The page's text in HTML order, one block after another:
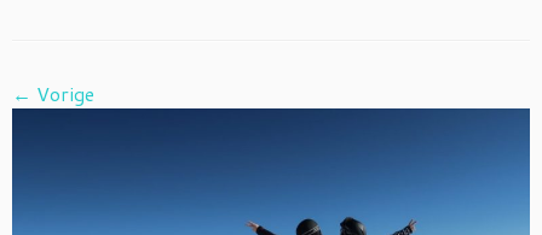
← Vorige